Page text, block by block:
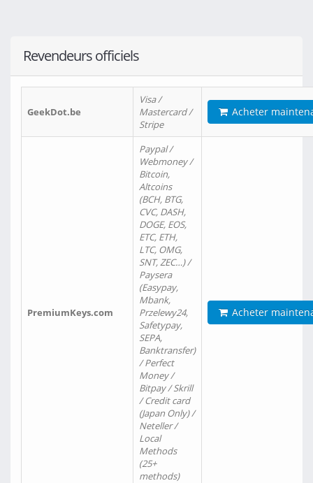
Revendeurs officiels
GeekDot.be
Visa /
Mastercard /
Stripe
Acheter
PremiumKeys.com
Paypal /
Webmoney /
Bitcoin,
Altcoins
(BCH, BTG,
CVC, DASH,
DOGE, EOS,
ETC, ETH,
LTC, OMG,
SNT, ZEC…) /
Paysera
(Easypay,
Mbank,
Przelewy24,
Safetypay,
SEPA,
Banktransfer)
/ Perfect
Money /
Bitpay / Skrill
/ Credit card
(Japan Only) /
Neteller /
Local
Methods
(25+
methods)
Acheter